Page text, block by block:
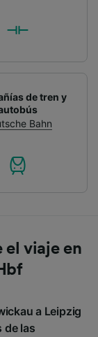
de tren y
Bahn
el viaje en
a Leipzig
de las